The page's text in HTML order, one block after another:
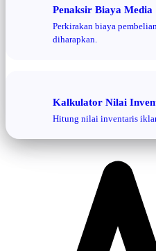
Penaksir Biaya Media
Perkirakan biaya
diharapkan.
Kalkulator Nilai
Hitung nilai inventaris